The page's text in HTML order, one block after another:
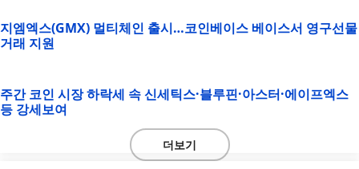
지엠엑스(GMX) 멀티체인 출시…코인베이스 베이스서 영구선물
거래 지원
주간 코인 시장 하락세 속 신세틱스·블루핀·아스터·에이프엑스
등 강세보여
더보기